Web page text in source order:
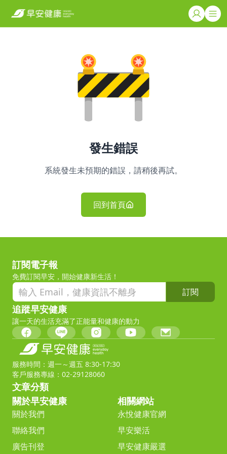
發生錯誤
系統發生未預期的錯誤，請稍後再試。
回到首頁
訂閱電子報
免費訂閱早安，開始健康新生活！
訂閱
追蹤早安健康
讓一天的生活充滿了正能量和健康的動力
服務時間：週一～週五 8:30-17:30
客戶服務專線：02-29128060
文章分類
關於早安健康
關於我們
聯絡我們
廣告刊登
相關網站
永悅健康官網
早安樂活
早安健康嚴選